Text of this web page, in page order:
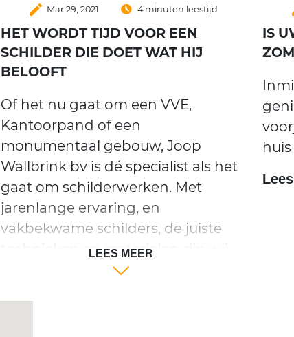
create Mar 29, 2021 4 minuten leestijd
HET WORDT TIJD VOOR EEN
SCHILDER DIE DOET WAT HIJ
BELOOFT
Of het nu gaat om een VVE,
Kantoorpand of een
monumentaal gebouw, Joop
Wallbrink bv is dé specialist als het
gaat om schilderwerken. Met
jarenlange ervaring, en
vakbekwame schilders, de juiste
technieken en materialen zijn wij
de partij om uw schilderwerk op
LEES MEER
IS